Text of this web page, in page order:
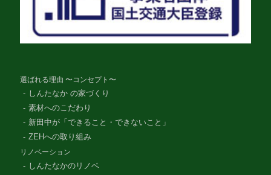
選ばれる理由 〜コンセプト〜
しんたなか の家づくり
素材へのこだわり
新田中が「できること・できないこと」
ZEHへの取り組み
リノベーション
しんたなかのリノベ